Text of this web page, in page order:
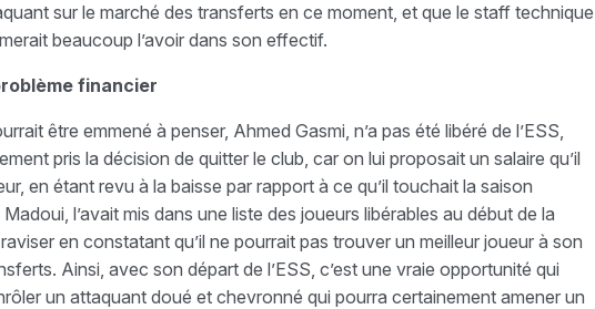
sur le marché des transferts en ce moment, et que le staff technique
beaucoup l’avoir dans son effectif.
financier
être emmené à penser, Ahmed Gasmi, n’a pas été libéré de l’ESS,
pris la décision de quitter le club, car on lui proposait un salaire qu’il
en étant revu à la baisse par rapport à ce qu’il touchait la saison
l’avait mis dans une liste des joueurs libérables au début de la
en constatant qu’il ne pourrait pas trouver un meilleur joueur à son
Ainsi, avec son départ de l’ESS, c’est une vraie opportunité qui
un attaquant doué et chevronné qui pourra certainement amener un